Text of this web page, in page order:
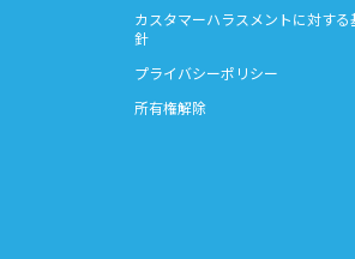
カスタマーハラスメントに対する
針
プライバシーポリシー
所有権解除